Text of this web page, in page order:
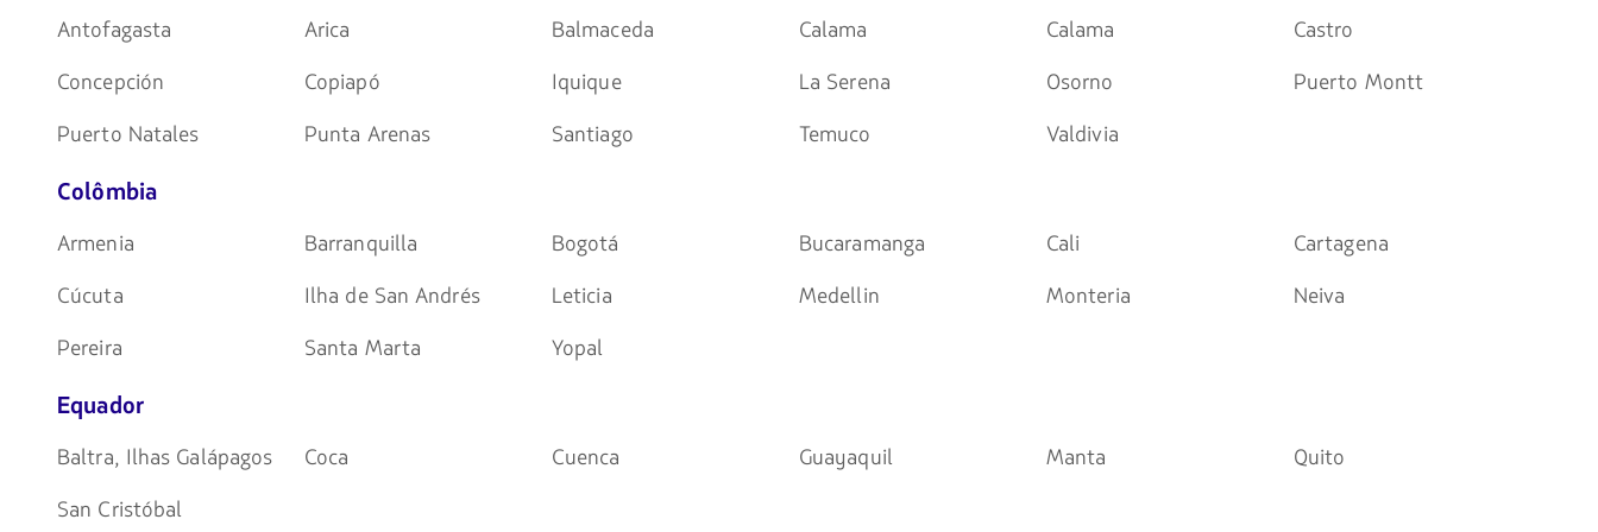
Antofagasta Arica Balmaceda Calama Calama
Castro
Concepción
Copiapó Iquique La Serena Osorno
Puerto Montt
Puerto Natales
Punta Arenas Santiago Temuco Valdivia
Colômbia
Armenia Barranquilla Bogotá Bucaramanga Cali
Cartagena
Cúcuta
Ilha de San Andrés Leticia Medellin Monteria
Neiva
Pereira
Santa Marta Yopal
Equador
Baltra, Ilhas Galápagos Coca Cuenca Guayaquil Manta
Quito
San Cristóbal